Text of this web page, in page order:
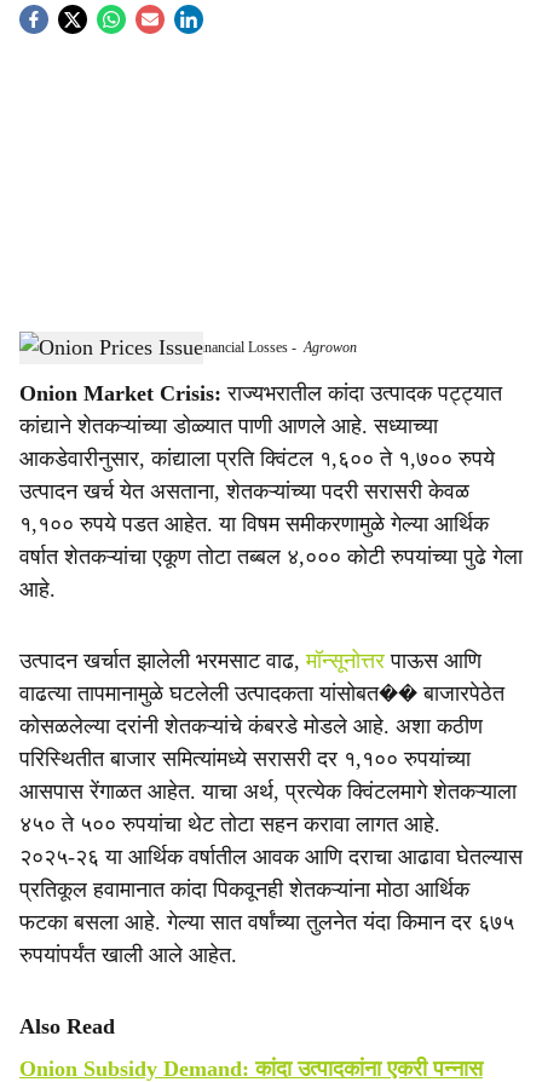
S
a
r
e
Onion Farmers Face Massive Financial Losses -Agrowon
Onion Market Crisis: राज्यभरातील कांदा उत्पादक पट्ट्यात
कांद्याने शेतकऱ्यांच्या डोळ्यात पाणी आणले आहे. सध्याच्या
आकडेवारीनुसार, कांद्याला प्रति क्विंटल १,६०० ते १,७०० रुपये
उत्पादन खर्च येत असताना, शेतकऱ्यांच्या पदरी सरासरी केवळ
१,१०० रुपये पडत आहेत. या विषम समीकरणामुळे गेल्या आर्थिक
वर्षात शेतकऱ्यांचा एकूण तोटा तब्बल ४,००० कोटी रुपयांच्या पुढे गेला
आहे.
उत्पादन खर्चात झालेली भरमसाट वाढ,मॉन्सूनोत्तरपाऊस आणि
वाढत्या तापमानामुळे घटलेली उत्पादकता यांसोबत�� बाजारपेठेत
कोसळलेल्या दरांनी शेतकऱ्यांचे कंबरडे मोडले आहे. अशा कठीण
परिस्थितीत बाजार समित्यांमध्ये सरासरी दर १,१०० रुपयांच्या
आसपास रेंगाळत आहेत. याचा अर्थ, प्रत्येक क्विंटलमागे शेतकऱ्याला
४५० ते ५०० रुपयांचा थेट तोटा सहन करावा लागत आहे.
२०२५-२६ या आर्थिक वर्षातील आवक आणि दराचा आढावा घेतल्यास
प्रतिकूल हवामानात कांदा पिकवूनही शेतकऱ्यांना मोठा आर्थिक
फटका बसला आहे. गेल्या सात वर्षांच्या तुलनेत यंदा किमान दर ६७५
रुपयांपर्यंत खाली आले आहेत.
Also Read
Onion Subsidy Demand: कांदा उत्पादकांना एकरी पन्नास